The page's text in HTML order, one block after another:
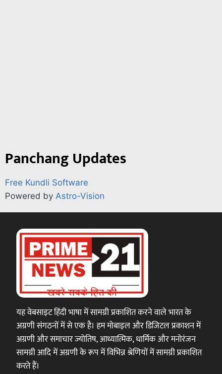
Panchang Updates
Free Kundli Software
Powered by Astro-Vision
यह वेबसाइट हिंदी भाषा में सामग्री प्रकाशित करने वाले भारत के
अग्रणी संगठनों में से एक है। हम मोबाइल और डिजिटल प्रकाशन में
अग्रणी और समाचार ज्योतिष, आध्यात्मिक, धार्मिक और मनोरंजन
सामग्री आदि में अग्रणी के रूप में विभिन्न श्रेणियों में सामग्री प्रकाशित
करते हैं।